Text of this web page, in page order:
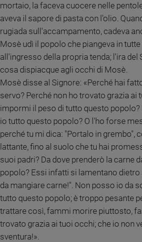
giorno
Società
e
valori
Ambiente
e
Creato
Volontariato
Diritti
Aziende
di
della
settimana
Migranti
Diversità
e
inclusione
Costume
mortaio, la faceva cuocere nelle
aveva il sapore di pasta con l'olio.
rugiada sull'accampamento, cadeva
Mosè udì il popolo che piangeva in
all'ingresso della propria tenda; l'ira del
cosa dispiacque agli occhi di Mosè.
Mosè disse al Signore: «Perché hai
servo? Perché non ho trovato grazia ai
impormi il peso di tutto questo
io tutto questo popolo? O l'ho forse
perché tu mi dica: "Portalo in grembo",
lattante, fino al suolo che tu hai
suoi padri? Da dove prenderò la carne
popolo? Essi infatti si lamentano dietro
da mangiare carne!". Non posso io da
tutto questo popolo; è troppo pesante
trattare così, fammi morire piuttosto,
trovato grazia ai tuoi occhi; che io non
sventura!».